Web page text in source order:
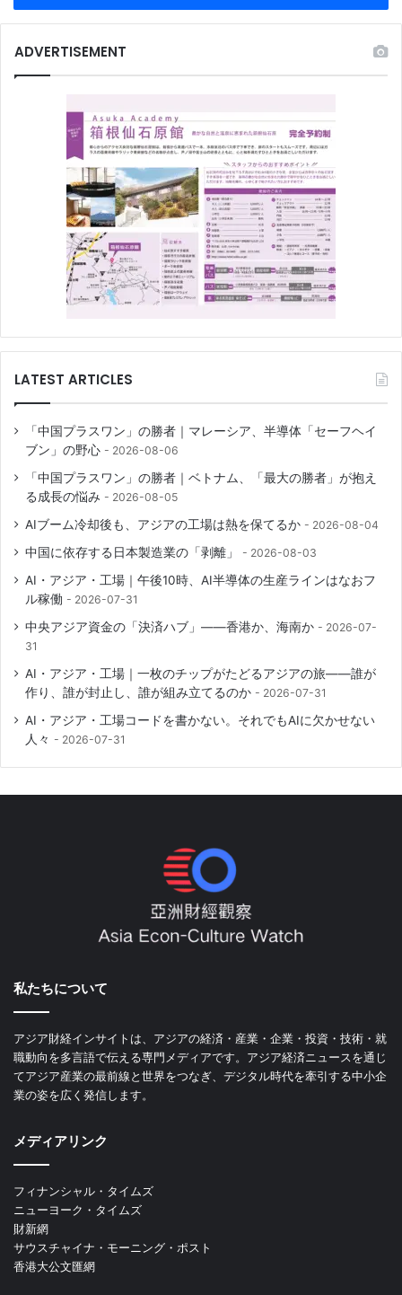
ADVERTISEMENT
LATEST ARTICLES
「中国プラスワン」の勝者｜マレーシア、半導体「セーフヘイ
ブン」の野心
2026-08-06
「中国プラスワン」の勝者｜ベトナム、「最大の勝者」が抱え
る成長の悩み
2026-08-05
AIブーム冷却後も、アジアの工場は熱を保てるか 2026-08-04
中国に依存する日本製造業の「剥離」 2026-08-03
AI・アジア・工場｜午後10時、AI半導体の生産ラインはなおフ
ル稼働
2026-07-31
中央アジア資金の「決済ハブ」――香港か、海南か
2026-07-
31
AI・アジア・工場｜一枚のチップがたどるアジアの旅――誰が
作り、誰が封止し、誰が組み立てるのか
2026-07-31
AI・アジア・工場コードを書かない。それでもAIに欠かせない
人々
2026-07-31
私たちについて
アジア財経インサイトは、アジアの経済・産業・企業・投資・技術・就
職動向を多言語で伝える専門メディアです。アジア経済ニュースを通じ
てアジア産業の最前線と世界をつなぎ、デジタル時代を牽引する中小企
業の姿を広く発信します。
メディアリンク
フィナンシャル・タイムズ
ニューヨーク・タイムズ
財新網
サウスチャイナ・モーニング・ポスト
香港大公文匯網